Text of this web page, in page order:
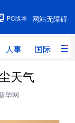
网站无障碍
PC版本
人事 国际 财
教育
天气
华网